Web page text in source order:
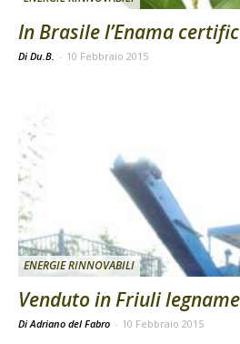
In Brasile l’Enama
Di Du.B. - 10 Febbraio 2015
ENERGIE RINNOVABILI
Venduto in Friuli
Di Adriano del Fabro - 10 Febbraio 2015